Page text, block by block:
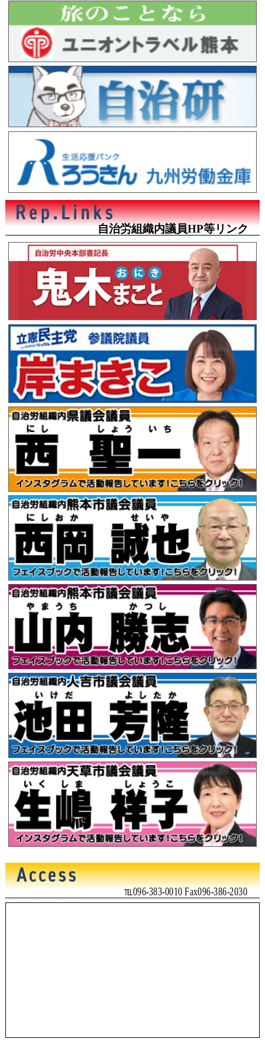
自治労組織内議員HP等リンク
℡096-383-0010 Fax096-386-2030